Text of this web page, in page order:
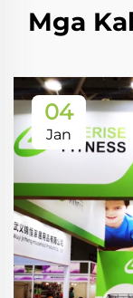
Mga
04
Jan